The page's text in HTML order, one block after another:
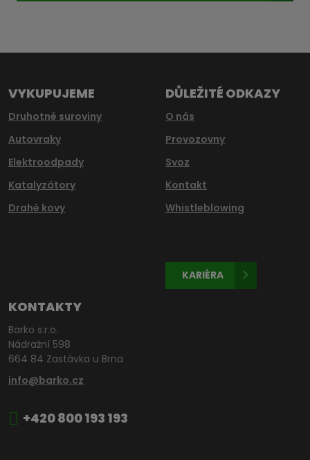
nepodařilo
VYKUPUJEME
Druhotné suroviny
Autovraky
Elektroodpady
Katalyzátory
Drahé kovy
DŮLEŽITÉ ODKAZY
O nás
Provozovny
Svoz
Kontakt
Whistleblowing
KARIÉRA
KONTAKTY
Barko s.r.o.
Nádražní 598
664 84 Zastávka u Brna
info@barko.cz
+420 800 193 193